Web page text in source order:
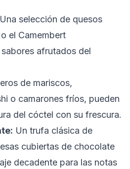
Una selección de quesos
el Camembert
afrutados del
de mariscos,
o camarones fríos, pueden
del cóctel con su frescura.
Un trufa clásica de
cubiertas de chocolate
decadente para las notas